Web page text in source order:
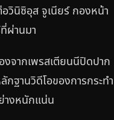
อวินิซิอุส จูเนียร์ กองหน้า
ผ่านมา
จากเพรสเตียนนีปิดปาก
ฐานวิดีโอของการกระทำ
างหนักแน่น